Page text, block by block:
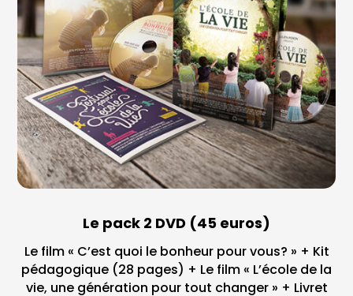
Le pack 2 DVD (45 euros)
Le film « C’est quoi le bonheur pour vous? » + Kit
pédagogique (28 pages) + Le film « L’école de la
vie, une génération pour tout changer » + Livret